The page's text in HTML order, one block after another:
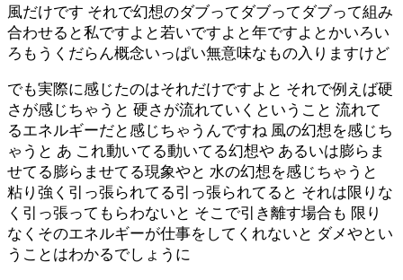
風だけです それで幻想のダブってダブってダブって組み
合わせると私ですよと若いですよと年ですよとかいろい
ろもうくだらん概念いっぱい無意味なもの入りますけど
でも実際に感じたのはそれだけですよと それで例えば硬
さが感じちゃうと 硬さが流れていくということ 流れて
るエネルギーだと感じちゃうんですね 風の幻想を感じち
ゃうと あ これ動いてる動いてる幻想や あるいは膨らま
せてる膨らませてる現象やと 水の幻想を感じちゃうと
粘り強く引っ張られてる引っ張られてると それは限りな
く引っ張ってもらわないと そこで引き離す場合も 限り
なくそのエネルギーが仕事をしてくれないと ダメやとい
うことはわかるでしょうに